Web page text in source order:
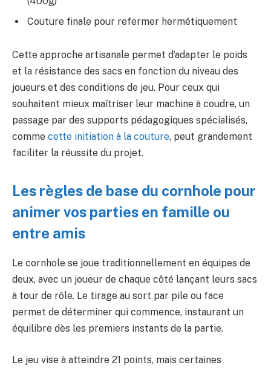
Couture finale pour refermer hermétiquement
Cette approche artisanale permet d’adapter le poids
et la résistance des sacs en fonction du niveau des
joueurs et des conditions de jeu. Pour ceux qui
souhaitent mieux maîtriser leur machine à coudre, un
passage par des supports pédagogiques spécialisés,
comme cette initiation à la couture, peut grandement
faciliter la réussite du projet.
Les règles de base du cornhole pour
animer vos parties en famille ou
entre amis
Le cornhole se joue traditionnellement en équipes de
deux, avec un joueur de chaque côté lançant leurs sacs
à tour de rôle. Le tirage au sort par pile ou face
permet de déterminer qui commence, instaurant un
équilibre dès les premiers instants de la partie.
Le jeu vise à atteindre 21 points, mais certaines